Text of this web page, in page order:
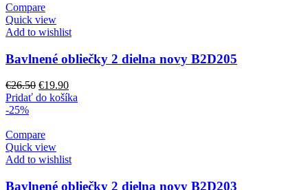
Compare
Quick view
Add to wishlist
Bavlnené obliečky 2 dielna novy B2D205
€26.50 Pôvodná
cena
€19.90Aktuálna
cena
Pridať do košíka
-25%
Compare
Quick view
Add to wishlist
Bavlnené obliečky 2 dielna novy B2D203